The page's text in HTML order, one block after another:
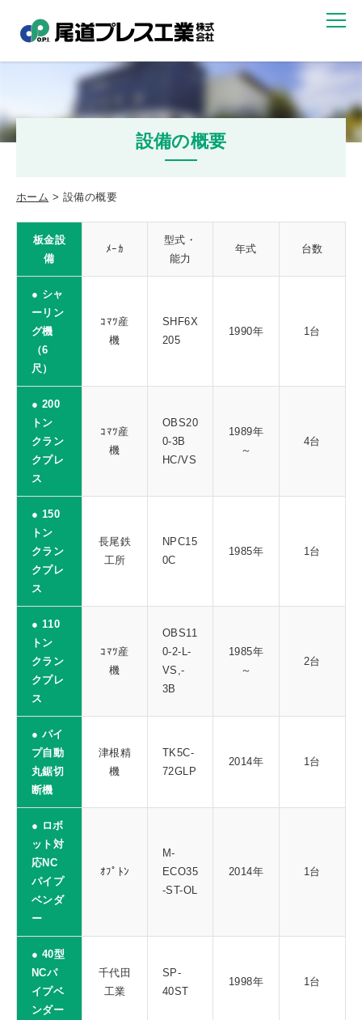
設備の概要
ホーム 設備の概要
板金設
備
ﾒｰｶ
型式・
能力
年式 台数
● シャ
ーリン
グ機
（6
尺）
ｺﾏﾂ産
機
SHF6X
205
1990年 1台
● 200
トン
クラン
クプレ
ス
ｺﾏﾂ産
機
OBS20
0-3B
HC/VS
1989年
～
4台
● 150
トン
クラン
クプレ
ス
長尾鉄
工所
NPC15
0C
1985年 1台
● 110
トン
クラン
クプレ
ス
ｺﾏﾂ産
機
OBS11
0-2-L-
VS,‐
3B
1985年
～
2台
● パイ
プ自動
丸鋸切
断機
津根精
機
TK5C-
72GLP
2014年 1台
● ロボ
ット対
応NC
パイプ
ベンダ
ー
ｵﾌﾟﾄﾝ
M-
ECO35
-ST-OL
2014年 1台
● 40型
NCパ
イプベ
ンダー
千代田
工業
SP-
40ST
1998年 1台